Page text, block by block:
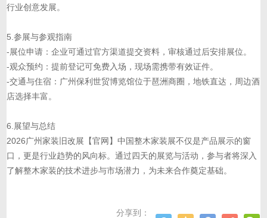
行业创意发展。
5.参展与参观指南
-展位申请：企业可通过官方渠道提交资料，审核通过后安排展位。
-观众预约：提前登记可免费入场，现场需携带有效证件。
-交通与住宿：广州保利世贸博览馆位于琶洲商圈，地铁直达，周边酒
店选择丰富。
6.展望与总结
2026广州家装旧改展【官网】中国整木家装展不仅是产品展示的窗
口，更是行业趋势的风向标。通过四天的展览与活动，参与者将深入
了解整木家装的技术进步与市场潜力，为未来合作奠定基础。
分享到：